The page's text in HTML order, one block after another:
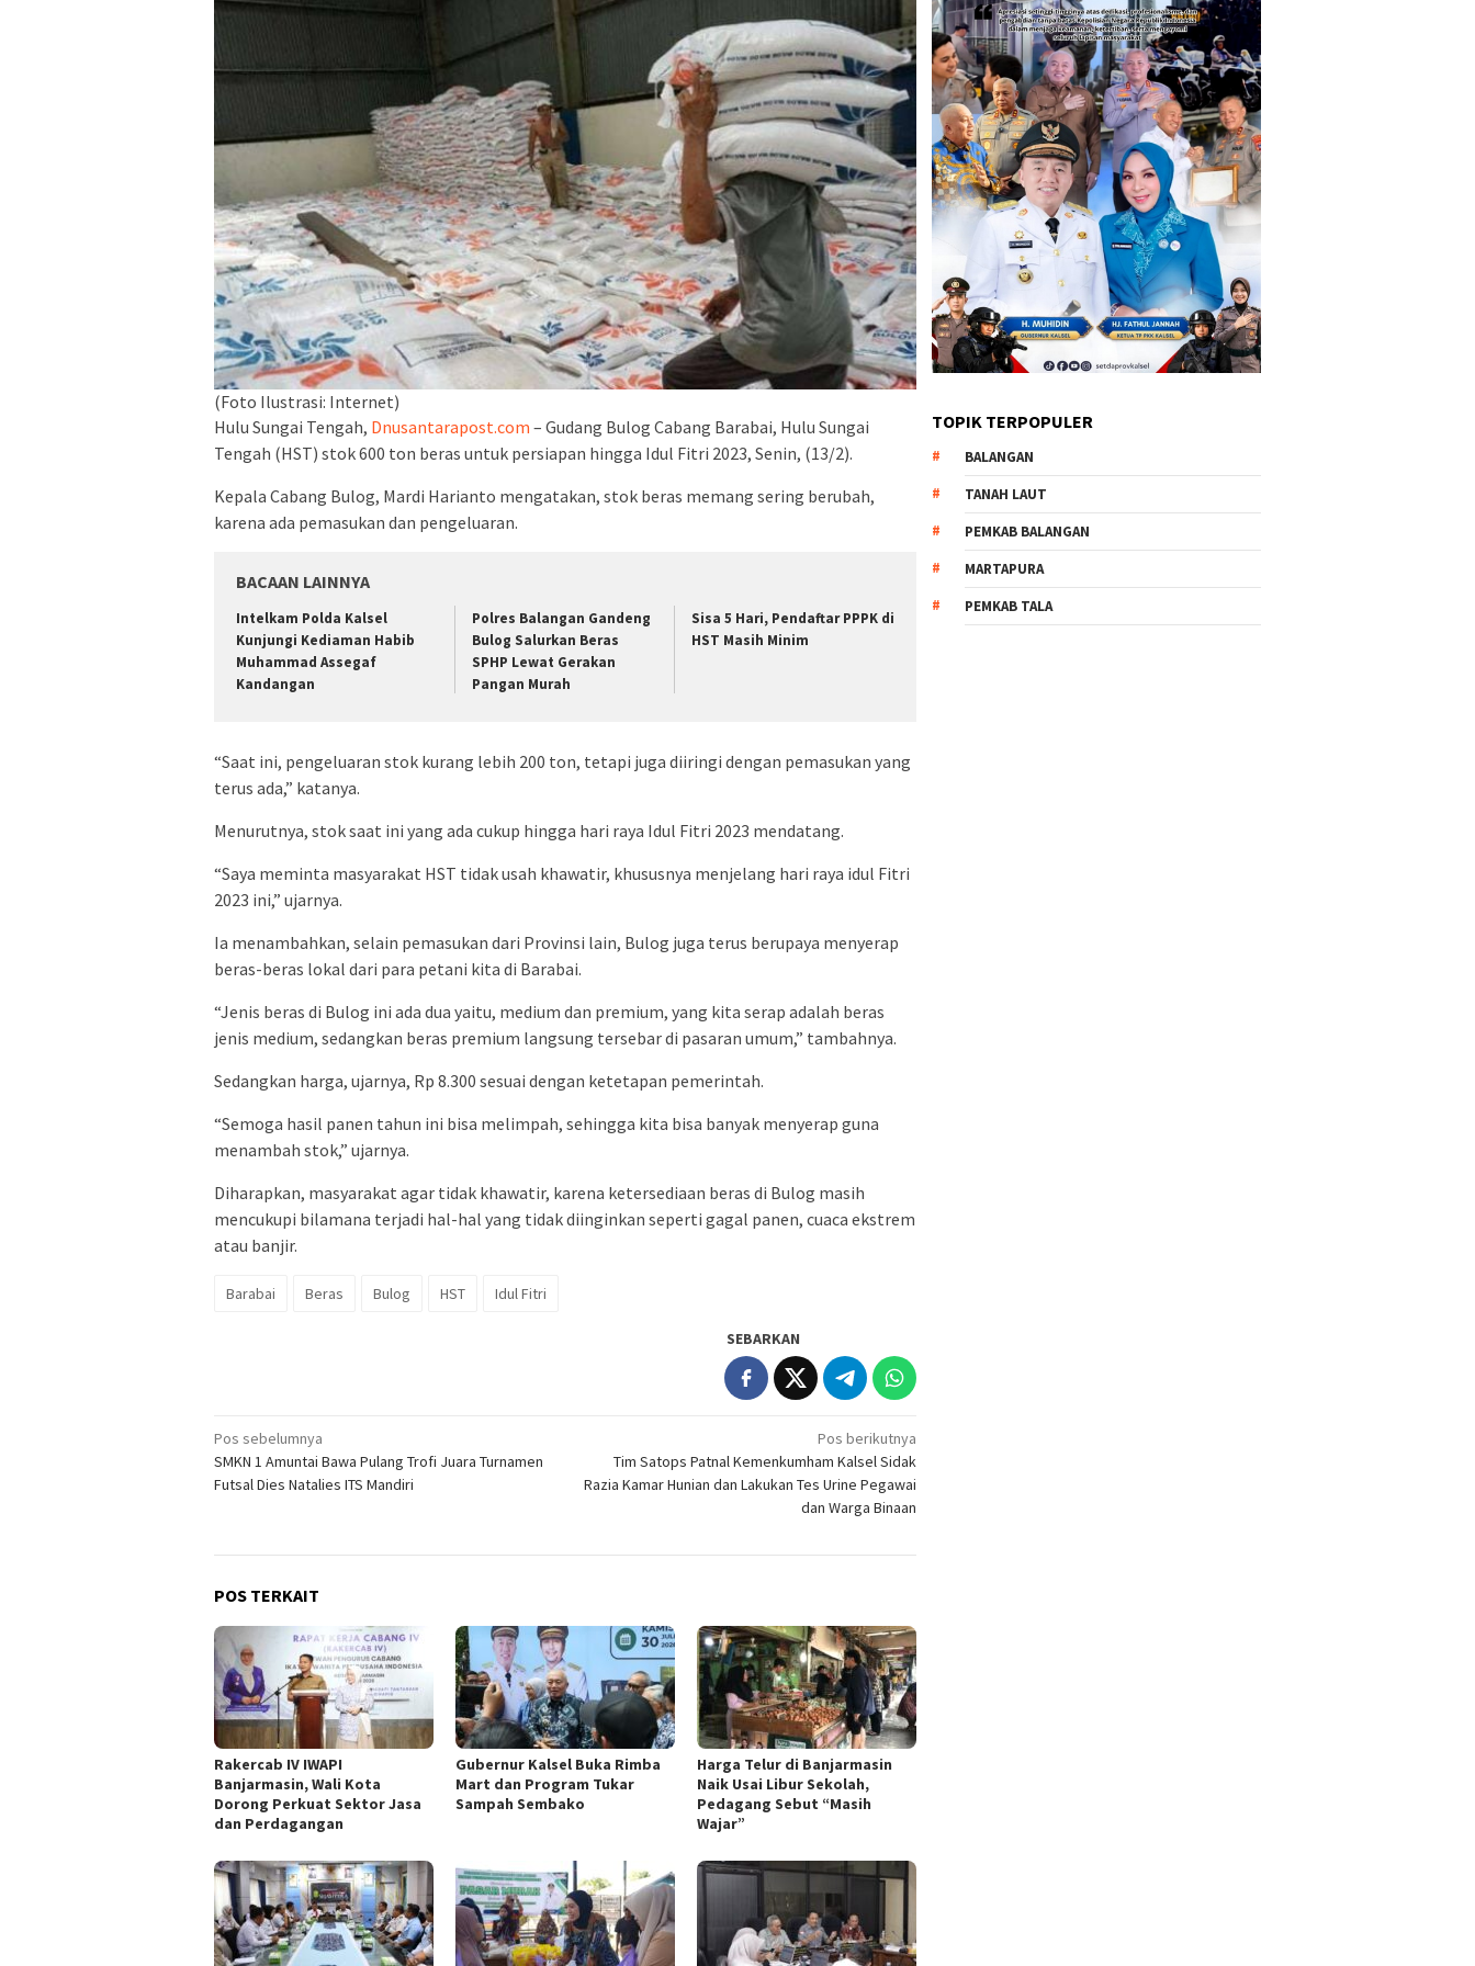
(Foto Ilustrasi: Internet)
Hulu Sungai Tengah, Dnusantarapost.com – Gudang Bulog Cabang Barabai, Hulu Sungai
Tengah (HST) stok 600 ton beras untuk persiapan hingga Idul Fitri 2023, Senin, (13/2).
Kepala Cabang Bulog, Mardi Harianto mengatakan, stok beras memang sering berubah,
karena ada pemasukan dan pengeluaran.
BACAAN LAINNYA
Intelkam Polda Kalsel
Kunjungi Kediaman Habib
Muhammad Assegaf
Kandangan
Polres Balangan Gandeng
Bulog Salurkan Beras
SPHP Lewat Gerakan
Pangan Murah
Sisa 5 Hari, Pendaftar PPPK di
HST Masih Minim
“Saat ini, pengeluaran stok kurang lebih 200 ton, tetapi juga diiringi dengan pemasukan yang
terus ada,” katanya.
Menurutnya, stok saat ini yang ada cukup hingga hari raya Idul Fitri 2023 mendatang.
“Saya meminta masyarakat HST tidak usah khawatir, khususnya menjelang hari raya idul Fitri
2023 ini,” ujarnya.
Ia menambahkan, selain pemasukan dari Provinsi lain, Bulog juga terus berupaya menyerap
beras-beras lokal dari para petani kita di Barabai.
“Jenis beras di Bulog ini ada dua yaitu, medium dan premium, yang kita serap adalah beras
jenis medium, sedangkan beras premium langsung tersebar di pasaran umum,” tambahnya.
Sedangkan harga, ujarnya, Rp 8.300 sesuai dengan ketetapan pemerintah.
“Semoga hasil panen tahun ini bisa melimpah, sehingga kita bisa banyak menyerap guna
menambah stok,” ujarnya.
Diharapkan, masyarakat agar tidak khawatir, karena ketersediaan beras di Bulog masih
mencukupi bilamana terjadi hal-hal yang tidak diinginkan seperti gagal panen, cuaca ekstrem
atau banjir.
Barabai Beras Bulog HST Idul Fitri
SEBARKAN
Navigasi
pos
Pos sebelumnya
SMKN 1 Amuntai Bawa Pulang Trofi Juara Turnamen
Futsal Dies Natalies ITS Mandiri
Pos berikutnya
Tim Satops Patnal Kemenkumham Kalsel Sidak
Razia Kamar Hunian dan Lakukan Tes Urine Pegawai
dan Warga Binaan
POS TERKAIT
Rakercab IV IWAPI
Banjarmasin, Wali Kota
Dorong Perkuat Sektor Jasa
dan Perdagangan
Gubernur Kalsel Buka Rimba
Mart dan Program Tukar
Sampah Sembako
Harga Telur di Banjarmasin
Naik Usai Libur Sekolah,
Pedagang Sebut “Masih
Wajar”
TOPIK TERPOPULER
BALANGAN
TANAH LAUT
PEMKAB BALANGAN
MARTAPURA
PEMKAB TALA